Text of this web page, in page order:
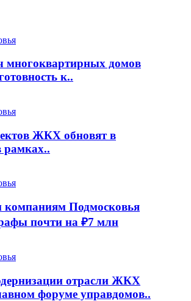
многоквартирных домов
к..
ЖКХ обновят в
рамках..
Подмосковья
почти на ₽7 млн
отрасли ЖКХ
форуме управдомов..